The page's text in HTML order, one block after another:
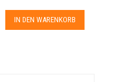
25,00 €
IN DEN WARENKORB